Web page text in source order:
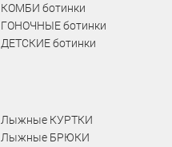
КОМБИ ботинки
ГОНОЧНЫЕ ботинки
ДЕТСКИЕ ботинки
Лыжные КУРТКИ
Лыжные БРЮКИ